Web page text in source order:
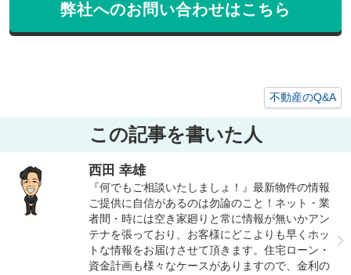
弊社へのお問い合わせはこちら
不動産のQ&A
この記事を書いた人
西田 幸雄
『何でもご相談いたしましょ！』最新物件の情報
ご提供に自信があるのは勿論のこと！ネット・業
者間・時には空き家廻りと常に情報が無いかアン
テナを張っており、お客様にどこよりも早くホッ
トな情報をお届けさせて頂きます。住宅ローン・
資金計画も様々なケースがありますので、金利の